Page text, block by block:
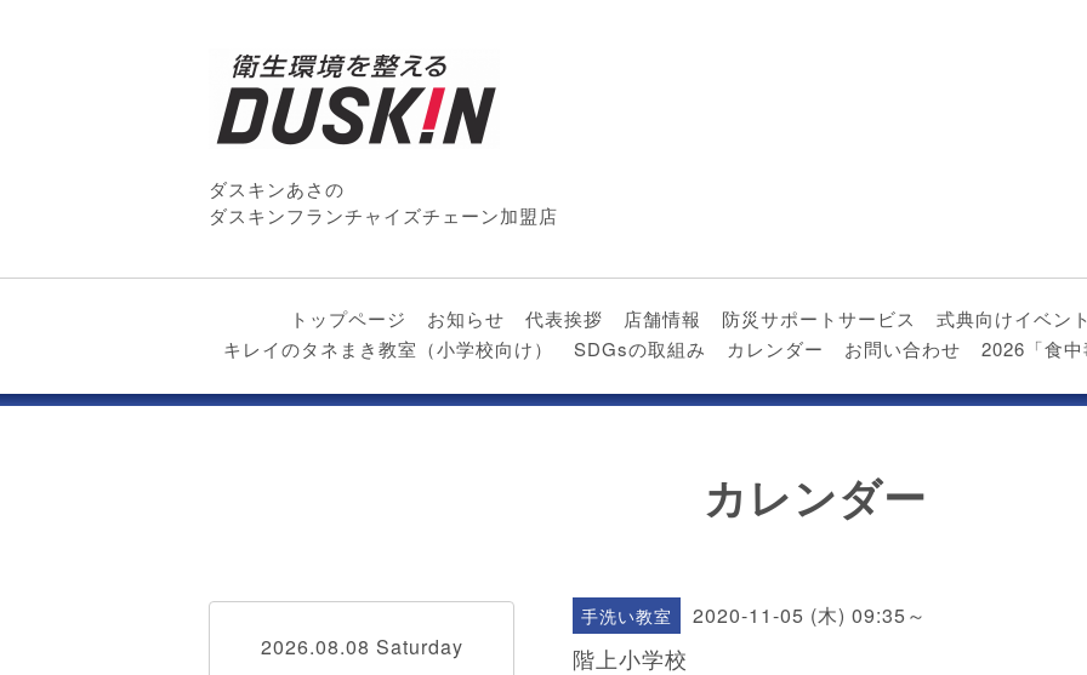
ダスキンあさの
ダスキンフランチャイズチェーン加盟店
トップページ お知らせ 代表挨拶 店舗情報 防災サポートサービス 式典向けイベン
キレイのタネまき教室（小学校向け）
SDGsの取組み カレンダー お問い合わせ 2026「食
カレンダー
手洗い教室 2020-11-05 (木) 09:35～
階上小学校
2026.08.08 Saturday